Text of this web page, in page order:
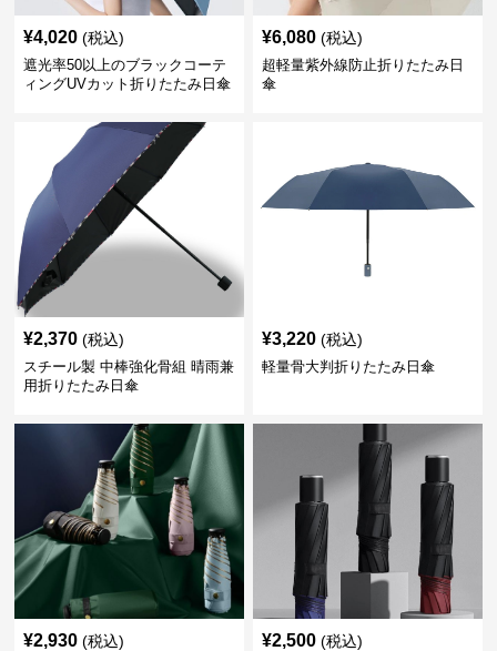
¥4,020 (税込)
遮光率50以上のブラックコーテ
ィングUVカット折りたたみ日傘
¥6,080 (税込)
超軽量紫外線防止折りたたみ日
傘
¥2,370 (税込)
スチール製 中棒強化骨組 晴雨兼
用折りたたみ日傘
¥3,220 (税込)
軽量骨大判折りたたみ日傘
¥2,930 (税込) ¥2,500 (税込)